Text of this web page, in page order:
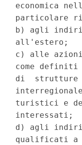
economica
particolare
b) agli
all'estero;
c) alle
come
di  strutture
turistici e
interessati;
d) agli
qualificati a